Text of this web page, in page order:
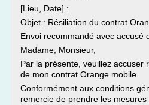
[Lieu, Date] :
Objet : Résiliation du contrat
Envoi recommandé avec accusé
Madame, Monsieur,
Par la présente, veuillez accuser
de mon contrat Orange mobile
Conformément aux conditions
remercie de prendre les mesures